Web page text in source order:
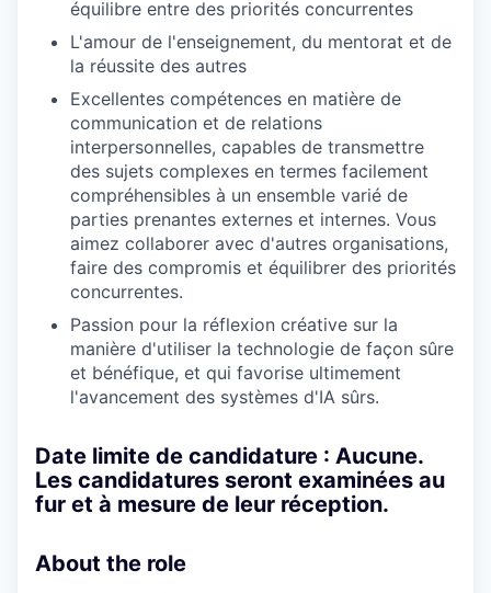
équilibre entre des priorités concurrentes
L'amour de l'enseignement, du mentorat et de
la réussite des autres
Excellentes compétences en matière de
communication et de relations
interpersonnelles, capables de transmettre
des sujets complexes en termes facilement
compréhensibles à un ensemble varié de
parties prenantes externes et internes. Vous
aimez collaborer avec d'autres organisations,
faire des compromis et équilibrer des priorités
concurrentes.
Passion pour la réflexion créative sur la
manière d'utiliser la technologie de façon sûre
et bénéfique, et qui favorise ultimement
l'avancement des systèmes d'IA sûrs.
Date limite de candidature : Aucune.
Les candidatures seront examinées au
fur et à mesure de leur réception.
About the role